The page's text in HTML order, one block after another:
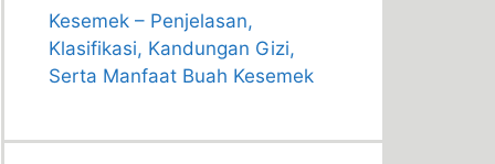
Kesemek – Penjelasan,
Klasifikasi, Kandungan Gizi,
Serta Manfaat Buah Kesemek